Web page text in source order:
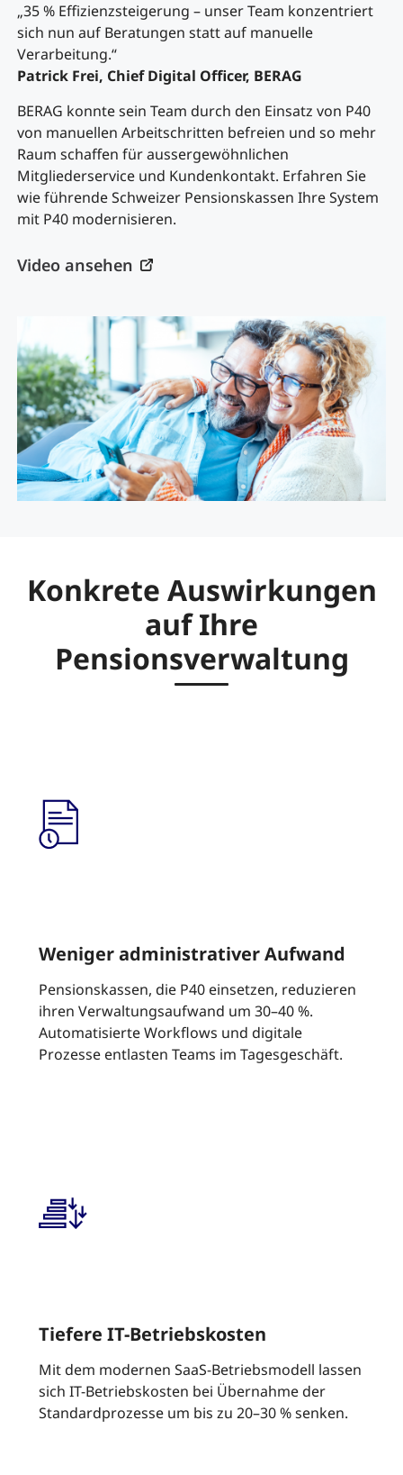
„35 % Effizienzsteigerung – unser Team konzentriert
sich nun auf Beratungen statt auf manuelle
Verarbeitung.“
Patrick Frei, Chief Digital Officer, BERAG
BERAG konnte sein Team durch den Einsatz von P40
von manuellen Arbeitschritten befreien und so mehr
Raum schaffen für aussergewöhnlichen
Mitgliederservice und Kundenkontakt. Erfahren Sie
wie führende Schweizer Pensionskassen Ihre System
mit P40 modernisieren.
Video ansehen
Konkrete Auswirkungen
auf Ihre
Pensionsverwaltung
Weniger administrativer Aufwand
Pensionskassen, die P40 einsetzen, reduzieren
ihren Verwaltungsaufwand um 30–40 %.
Automatisierte Workflows und digitale
Prozesse entlasten Teams im Tagesgeschäft.
Tiefere IT-Betriebskosten
Mit dem modernen SaaS-Betriebsmodell lassen
sich IT-Betriebskosten bei Übernahme der
Standardprozesse um bis zu 20–30 % senken.